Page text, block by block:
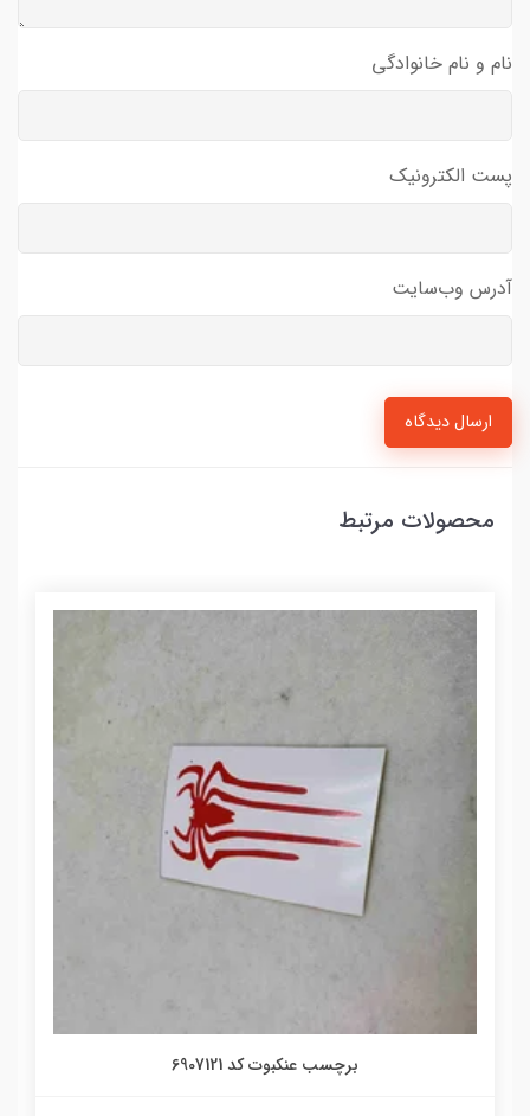
نام و نام خانوادگی
پست الکترونیک
آدرس وب‌سایت
ارسال دیدگاه
محصولات مرتبط
برچسب عنکبوت کد 6907121